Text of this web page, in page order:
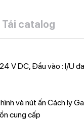
Tải catalog
V DC, Đầu vào : I/U
và nút ấn Cách ly
cung cấp